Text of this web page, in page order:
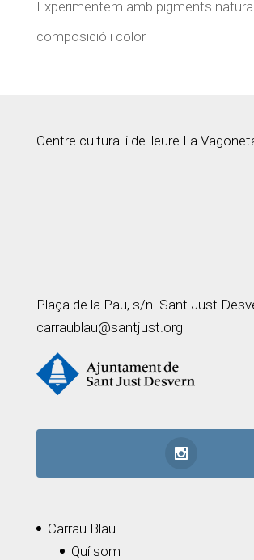
Experimentem amb pigments
composició i color
Centre cultural i de lleure La
Plaça de la Pau, s/n. Sant Just
carraublau@santjust.org
Carrau Blau
Quí som